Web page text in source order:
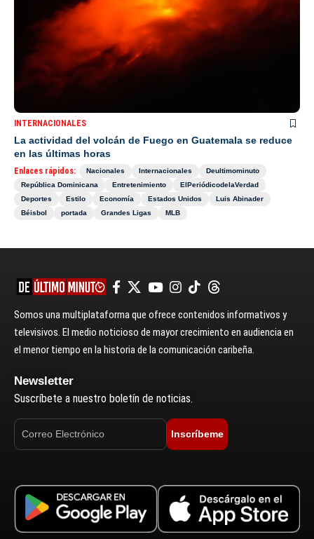
INTERNACIONALES
La actividad del volcán de Fuego en Guatemala se reduce
en las últimas horas
Enlaces rápidos: Nacionales Internacionales
Deultimominuto
República Dominicana
Entretenimiento
ElPeriódicodelaVerdad
Deportes
Estilo Economía Estados Unidos
Luis Abinader
Béisbol
portada Grandes Ligas MLB
Somos una multiplataforma que ofrece contenidos informativos y
televisivos. El medio noticioso de mayor crecimiento en audiencia en
el menor tiempo en la historia de la comunicación caribeña.
Newsletter
Suscríbete a nuestro boletín de noticias.
Inscríbeme